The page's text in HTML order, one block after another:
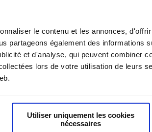
le contenu et les annonces,
partageons également des informations
et d'analyse, qui peuvent combiner
lors de votre utilisation de leurs
Utiliser uniquement les cookies
nécessaires